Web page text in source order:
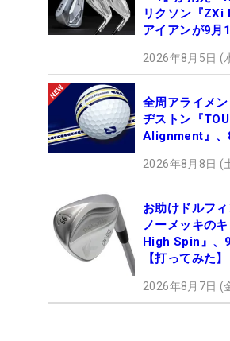
リクソン『ZXi
アイアンが9月
2026年8月5日 (
全周アライメ
ヂストン『
Alignment』、
2026年8月8日 (
お助けドルフ
ノーメッキの
High Spin』、
【打ってみた】
2026年8月7日 (